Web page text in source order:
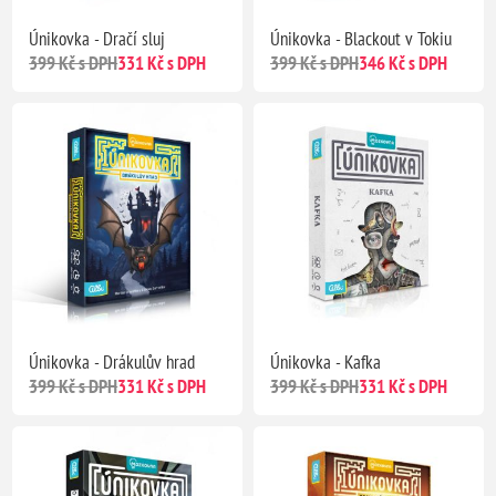
Únikovka - Dračí sluj
399 Kč s DPH331 Kč s DPH
Únikovka - Blackout v Tokiu
399 Kč s DPH346 Kč s DPH
Únikovka - Drákulův hrad
399 Kč s DPH331 Kč s DPH
Únikovka - Kafka
399 Kč s DPH331 Kč s DPH